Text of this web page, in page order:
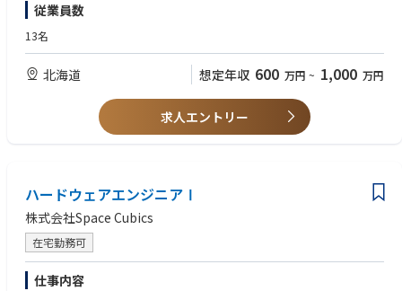
チーム内外のエンジニアと連携しながら、次世代の宇宙システムを共に創
り上げるポジションです。
■具体的な業務内容
・Zephyr用デバイスドライバ開発
・通信プロトコルスタック開発
■必須要件
・組込みソフトウェアの開発のご経験をお持ちの方（言語問わず）
■歓迎要件
・英語によるコミュニケーション能力
・組み込み系のソフトウェアの開発経験
・組み込みLinux (Device Driver, アプリケーション)の開発経験
・Real-Time OS (Device Driver, アプリケーション) の開発経験
・車載またはSafety-criticalシステムの開発経験
・人工衛星など「宇宙」に関連する業務の経験
・オープンソースコミュニティの経験
■求める人物像
・お客様の気持ちになって企画・設計・開発ができること
従業員数
13名
北海道 想定年収 600 万円 ~ 1,000 万円
求人エントリー
ハードウェアエンジニアⅠ
株式会社Space Cubics
在宅勤務可
仕事内容